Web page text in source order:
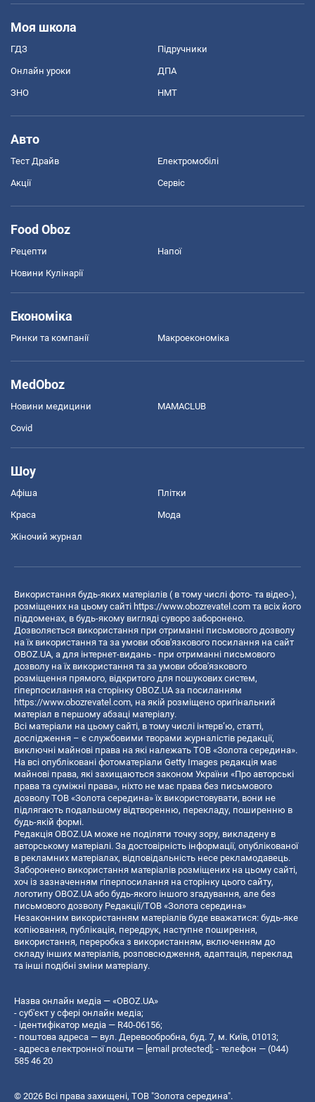
Моя школа
ГДЗ Підручники
Онлайн уроки ДПА
ЗНО НМТ
Авто
Тест Драйв Електромобілі
Акції Сервіс
Food Oboz
Рецепти Напої
Новини Кулінарії
Економіка
Ринки та компанії Макроекономіка
MedOboz
Новини медицини MAMACLUB
Covid
Шоу
Афіша Плітки
Краса Мода
Жіночий журнал
Використання будь-яких матеріалів ( в тому числі фото- та відео-),
розміщених на цьому сайті https://www.obozrevatel.com та всіх його
піддоменах, в будь-якому вигляді суворо заборонено.
Дозволяється використання при отриманні письмового дозволу
на їх використання та за умови обов'язкового посилання на сайт
OBOZ.UA, а для інтернет-видань - при отриманні письмового
дозволу на їх використання та за умови обов'язкового
розміщення прямого, відкритого для пошукових систем,
гіперпосилання на сторінку OBOZ.UA за посиланням
https://www.obozrevatel.com, на якій розміщено оригінальний
матеріал в першому абзаці матеріалу.
Всі матеріали на цьому сайті, в тому числі інтерв’ю, статті,
дослідження – є службовими творами журналістів редакції,
виключні майнові права на які належать ТОВ «Золота середина».
На всі опубліковані фотоматеріали Getty Images редакція має
майнові права, які захищаються законом України «Про авторські
права та суміжні права», ніхто не має права без письмового
дозволу ТОВ «Золота середина» їх використовувати, вони не
підлягають подальшому відтворенню, перекладу, поширенню в
будь-якій формі.
Редакція OBOZ.UA може не поділяти точку зору, викладену в
авторському матеріалі. За достовірність інформації, опублікованої
в рекламних матеріалах, відповідальність несе рекламодавець.
Заборонено використання матеріалів розміщених на цьому сайті,
хоч із зазначенням гіперпосилання на сторінку цього сайту,
логотипу OBOZ.UA або будь-якого іншого згадування, але без
письмового дозволу Редакції/ТОВ «Золота середина»
Незаконним використанням матеріалів буде вважатися: будь-яке
копiювання, публiкацiя, передрук, наступне поширення,
використання, переробка з використанням, включенням до
складу інших матеріалів, розповсюдження, адаптація, переклад
та інші подібні зміни матеріалу.
Назва онлайн медіа — «OBOZ.UA»
- суб'єкт у сфері онлайн медіа;
- ідентифікатор медіа — R40-06156;
- поштова адреса — вул. Деревообробна, буд. 7, м. Київ, 01013;
- адреса електронної пошти — [email protected]; - телефон — (044)
585 46 20
© 2026 Всі права захищені, ТОВ "Золота середина".